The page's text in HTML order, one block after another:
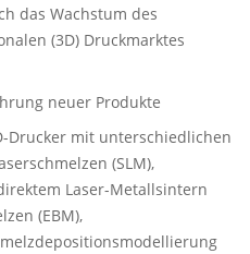
das Wachstum des
(3D) Druckmarktes
neuer Produkte
Drucker mit unterschiedlichen
(SLM),
Laser-Metallsintern
(EBM),